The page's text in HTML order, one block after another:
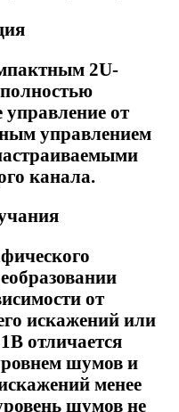
2U-
управление от
управлением
канала.
от
искажений или
отличается
шумов и
менее
шумов не